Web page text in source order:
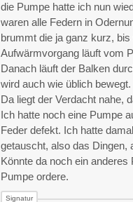
die Pumpe hatte ich nun
waren alle Federn in
brummt die ja ganz kurz,
Aufwärmvorgang läuft vom
Danach läuft der Balken
wird auch wie üblich bewegt.
Da liegt der Verdacht nahe,
Ich hatte noch eine Pumpe
Feder defekt. Ich hatte
getauscht, also das Dingen,
Könnte da noch ein
Pumpe ordere.